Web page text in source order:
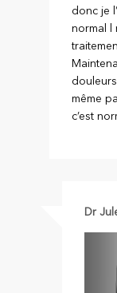
donc je
normal l
même
c’est
Dr